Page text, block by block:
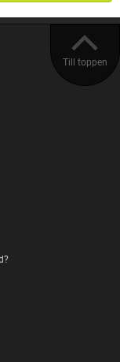
Till toppen